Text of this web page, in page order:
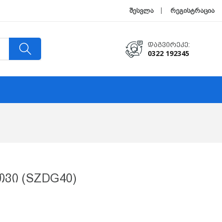
შესვლა რეგისტრაცია
Დაგვირეკე:
0322 192345
(SZDG40)